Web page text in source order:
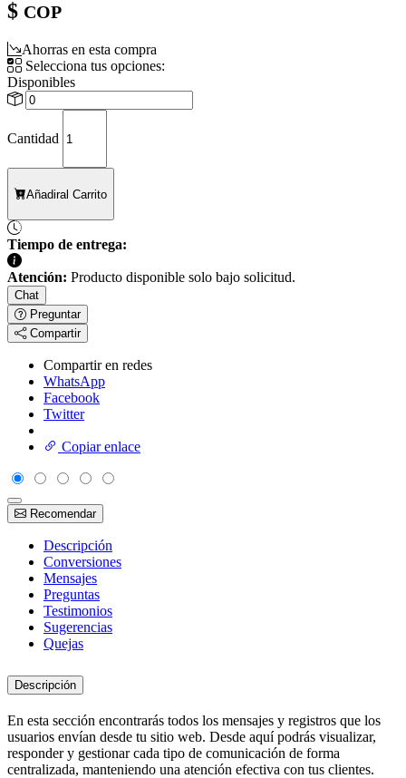
$ COP
Ahorras en esta compra
Selecciona tus opciones:
Disponibles
Cantidad
Añadiral Carrito
Tiempo de entrega:
Atención: Producto disponible solo bajo solicitud.
Chat
Preguntar
Compartir
Compartir en redes
WhatsApp
Facebook
Twitter
Copiar enlace
Recomendar
Descripción
Conversiones
Mensajes
Preguntas
Testimonios
Sugerencias
Quejas
Descripción
En esta sección encontrarás todos los mensajes y registros que los
usuarios envían desde tu sitio web. Desde aquí podrás visualizar,
responder y gestionar cada tipo de comunicación de forma
centralizada, manteniendo una atención efectiva con tus clientes.